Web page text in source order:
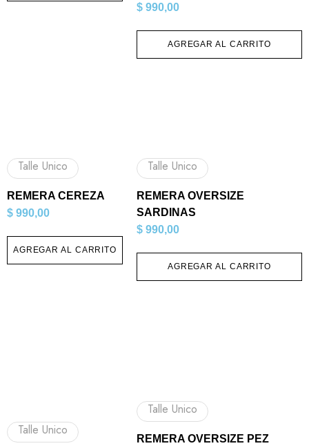
$ 990,00
AGREGAR AL CARRITO
Talle Unico
REMERA CEREZA
$ 990,00
AGREGAR AL CARRITO
Talle Unico
REMERA OVERSIZE
SARDINAS
$ 990,00
AGREGAR AL CARRITO
Talle Unico
Talle Unico
REMERA OVERSIZE PEZ